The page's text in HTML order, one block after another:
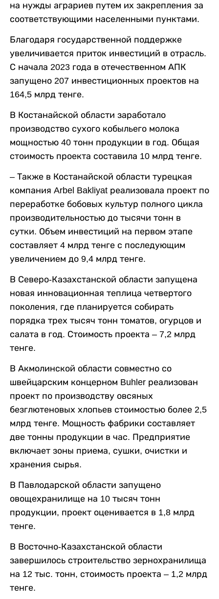
на нужды аграриев путем их закрепления за
соответствующими населенными пунктами.
Благодаря государственной поддержке
увеличивается приток инвестиций в отрасль.
С начала 2023 года в отечественном АПК
запущено 207 инвестиционных проектов на
164,5 млрд тенге.
В Костанайской области заработало
производство сухого кобыльего молока
мощностью 40 тонн продукции в год. Общая
стоимость проекта составила 10 млрд тенге.
– Также в Костанайской области турецкая
компания Arbel Bakliyat реализовала проект по
переработке бобовых культур полного цикла
производительностью до тысячи тонн в
сутки. Объем инвестиций на первом этапе
составляет 4 млрд тенге с последующим
увеличением до 9,4 млрд тенге.
В Северо-Казахстанской области запущена
новая инновационная теплица четвертого
поколения, где планируется собирать
порядка трех тысяч тонн томатов, огурцов и
салата в год. Стоимость проекта – 7,2 млрд
тенге.
В Акмолинской области совместно со
швейцарским концерном Buhler реализован
проект по производству овсяных
безглютеновых хлопьев стоимостью более 2,5
млрд тенге. Мощность фабрики составляет
две тонны продукции в час. Предприятие
включает зоны приема, сушки, очистки и
хранения сырья.
В Павлодарской области запущено
овощехранилище на 10 тысяч тонн
продукции, проект оценивается в 1,8 млрд
тенге.
В Восточно-Казахстанской области
завершилось строительство зернохранилища
на 12 тыс. тонн, стоимость проекта – 1,2 млрд
тенге.